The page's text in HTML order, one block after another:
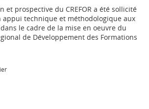
et prospective du CREFOR a été sollicité
technique et méthodologique aux
le cadre de la mise en oeuvre du
de Développement des Formations